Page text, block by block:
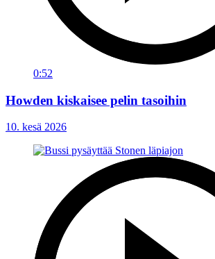
0:52
Howden kiskaisee pelin tasoihin
10. kesä 2026